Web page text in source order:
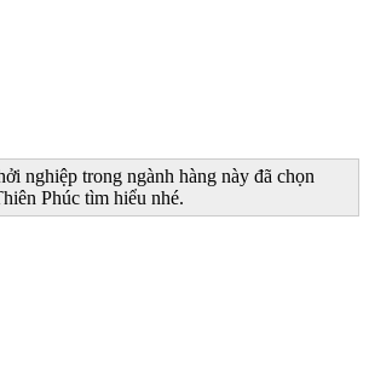
nghiệp trong ngành hàng này đã chọn
Phúc tìm hiểu nhé.